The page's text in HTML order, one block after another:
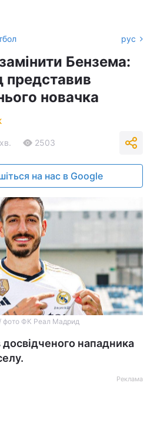
рус
Бензема:
новачка
2503
на нас в Google
фото ФК Реал Мадрид
нападника
Реклама